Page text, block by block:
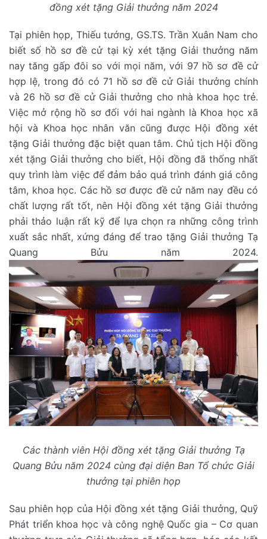
đồng xét tặng Giải thưởng năm 2024
Tại phiên họp, Thiếu tướng, GS.TS. Trần Xuân Nam cho
biết số hồ sơ đề cử tại kỳ xét tặng Giải thưởng năm
nay tăng gấp đôi so với mọi năm, với 97 hồ sơ đề cử
hợp lệ, trong đó có 71 hồ sơ đề cử Giải thưởng chính
và 26 hồ sơ đề cử Giải thưởng cho nhà khoa học trẻ.
Việc mở rộng hồ sơ đối với hai ngành là Khoa học xã
hội và Khoa học nhân văn cũng được Hội đồng xét
tặng Giải thưởng đặc biệt quan tâm. Chủ tịch Hội đồng
xét tặng Giải thưởng cho biết, Hội đồng đã thống nhất
quy trình làm việc để đảm bảo quá trình đánh giá công
tâm, khoa học. Các hồ sơ được đề cử năm nay đều có
chất lượng rất tốt, nên Hội đồng xét tặng Giải thưởng
phải thảo luận rất kỹ để lựa chọn ra những công trình
xuất sắc nhất, xứng đáng để trao tặng Giải thưởng Tạ
Quang Bửu năm 2024.
Các thành viên Hội đồng xét tặng Giải thưởng Tạ
Quang Bửu năm 2024 cùng đại diện Ban Tổ chức Giải
thưởng tại phiên họp
Sau phiên họp của Hội đồng xét tặng Giải thưởng, Quỹ
Phát triển khoa học và công nghệ Quốc gia – Cơ quan